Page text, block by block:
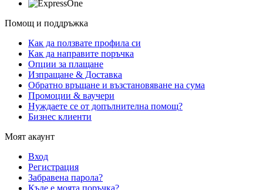
Помощ и поддръжка
Как да ползвате профила си
Как да направите поръчка
Опции за плащане
Изпращане & Доставка
Обратно връщане и възстановяване на сума
Промоции & ваучери
Нуждаете се от допълнителна помощ?
Бизнес клиенти
Моят акаунт
Вход
Регистрация
Забравена парола?
Къде е моята поръчка?